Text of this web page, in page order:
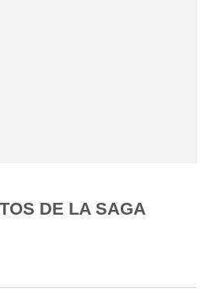
DE LA SAGA